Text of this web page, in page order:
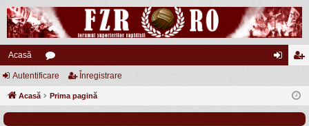
Acasă
or
u eg
Autentificare Înregistrare
Acasă Prima pagină